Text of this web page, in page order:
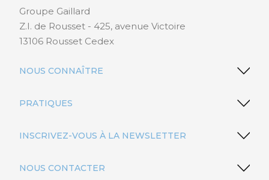
Groupe Gaillard
Z.I. de Rousset - 425, avenue Victoire
13106 Rousset Cedex
NOUS CONNAÎTRE
PRATIQUES
INSCRIVEZ-VOUS À LA NEWSLETTER
NOUS CONTACTER